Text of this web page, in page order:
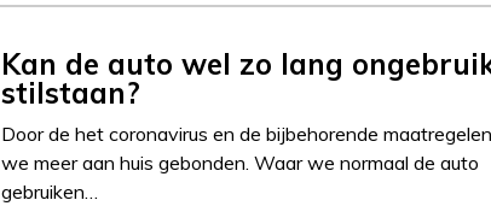
Kan de auto wel zo lang
stilstaan?
Door de het coronavirus en de bijbehorende
we meer aan huis gebonden. Waar we normaal de auto
gebruiken…